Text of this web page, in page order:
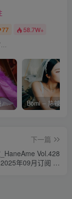
77 58.7W+
水淼Aqua – 颜值身材双在线 火爆日本 Cos写真作品合集
下一篇
Vol.428
年09月订阅 生